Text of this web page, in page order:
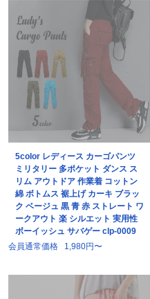
5color レディース カーゴパンツ
ミリタリー 多ポケット ダンス ス
リム アウトドア 作業着 コットン
綿 ボトムス 裾上げ カーキ ブラッ
ク ベージュ 黒 青 赤 ストレート ワ
ークアウト 楽 シルエット 実用性
ボーイッシュ サバゲー clp-0009
会員通常価格
1,980円〜